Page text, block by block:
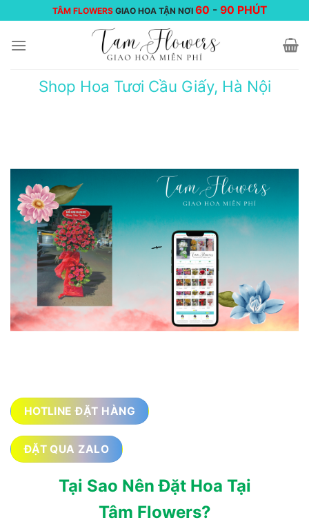
đến
nội
TÂM FLOWERS GIAO HOA TẬN NƠI 60 -90 PHÚT
Shop Hoa Tươi Cầu Giấy, Hà Nội
HOTLINE ĐẶT HÀNG
ĐẶT QUA ZALO
Tại Sao Nên Đặt Hoa Tại
Tâm Flowers?